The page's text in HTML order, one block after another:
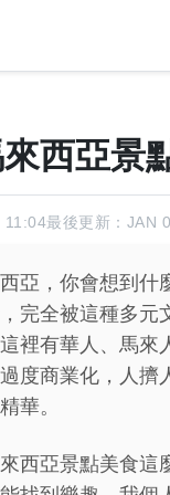
西亞景
11:04最後更新：JAN
亞，你會想到什
完全被這種多元
裡有華人、馬來
度商業化，人擠
華。
西亞景點美食這